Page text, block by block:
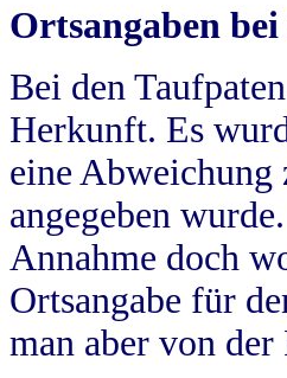
Ortsangaben
Bei den
Herkunft. Es
eine Abweichung
angegeben
Annahme doch
Ortsangabe für
man aber von